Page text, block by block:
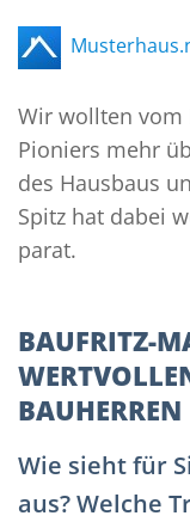
Wir wollten vom
Pioniers mehr
des Hausbaus
Spitz hat dabei
parat.
BAUFRITZ-
BAUHERREN
Wie sieht für
aus? Welche